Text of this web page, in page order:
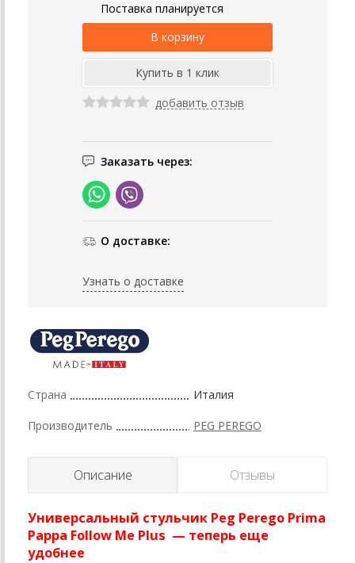
Поставка планируется
добавить отзыв
Заказать через:
О доставке:
Узнать о доставке
Страна Италия
Производитель PEG PEREGO
Описание Отзывы
Универсальный стульчик Peg Perego Prima
Pappa Follow Me Plus — теперь еще
удобнее